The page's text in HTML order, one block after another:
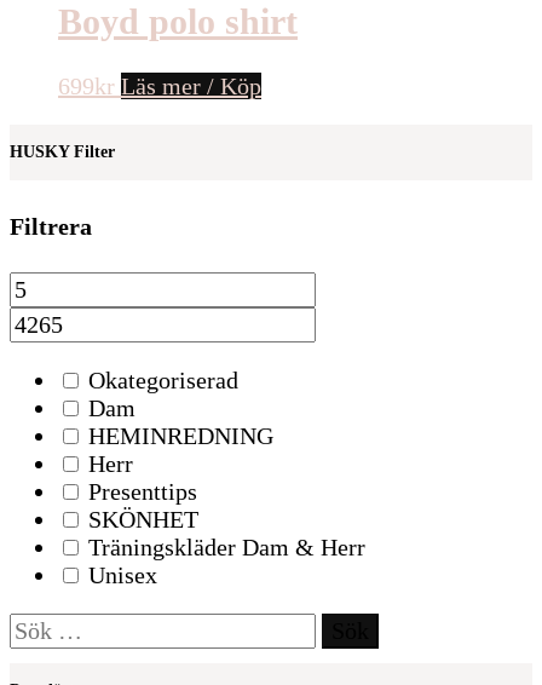
Boyd polo shirt
699kr Läs mer / Köp
HUSKY Filter
Filtrera
Okategoriserad
Dam
HEMINREDNING
Herr
Presenttips
SKÖNHET
Träningskläder Dam & Herr
Unisex
Sök
efter: